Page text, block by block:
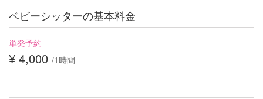
ベビーシッターの基本料金
単発予約
¥ 4,000 /1時間